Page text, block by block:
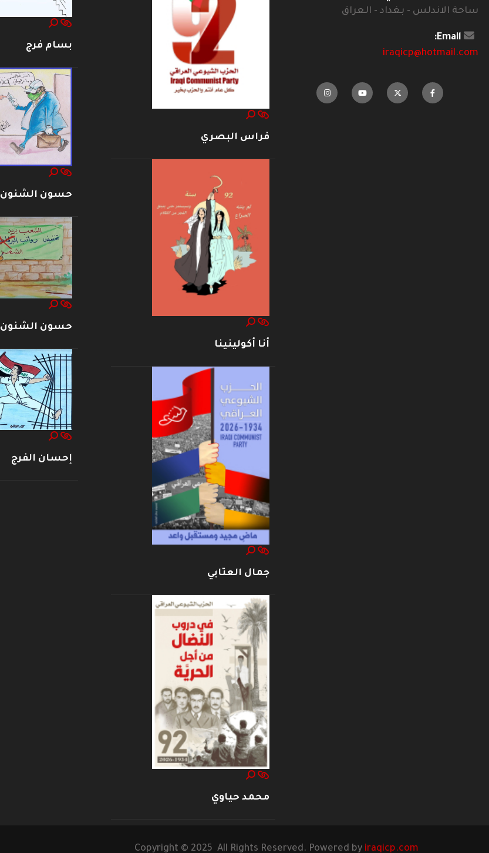
ساحة الاندلس - بغداد - العراق
Email:
iraqicp@hotmail.com
فراس البصري
أنا أكولينينا
جمال العتابي
محمد حياوي
بسام فرج
حسون الشنون
حسون الشنون
إحسان الفرج
Copyright © 2025 All Rights Reserved. Powered by iraqicp.com